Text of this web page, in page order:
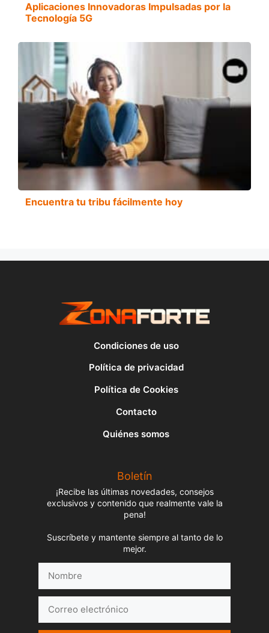
Aplicaciones Innovadoras Impulsadas por la
Tecnología 5G
Encuentra tu tribu fácilmente hoy
Condiciones de uso
Política de privacidad
Política de Cookies
Contacto
Quiénes somos
Boletín
¡Recibe las últimas novedades, consejos
exclusivos y contenido que realmente vale la
pena!
Suscríbete y mantente siempre al tanto de lo
mejor.
electrónico